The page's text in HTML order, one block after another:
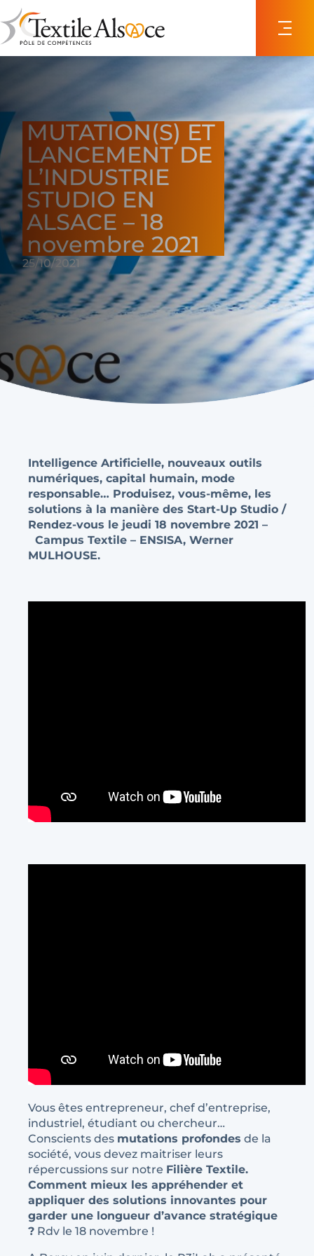
MUTATION(S) ET
LANCEMENT DE
L’INDUSTRIE
STUDIO EN
ALSACE – 18
novembre 2021
25/10/2021
Intelligence Artificielle, nouveaux outils
numériques, capital humain, mode
responsable… Produisez, vous-même, les
solutions à la manière des Start-Up Studio /
Rendez-vous le jeudi 18 novembre 2021 –
Campus Textile – ENSISA, Werner
MULHOUSE.
Vous êtes entrepreneur, chef d’entreprise,
industriel, étudiant ou chercheur…
Conscients des mutations profondes de la
société, vous devez maitriser leurs
répercussions sur notre Filière Textile.
Comment mieux les appréhender et
appliquer des solutions innovantes pour
garder une longueur d’avance stratégique
? Rdv le 18 novembre !
Panneau de gestion des cookies